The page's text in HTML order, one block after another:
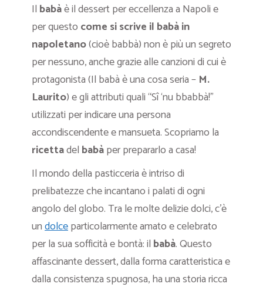
Il babàè il dessert per eccellenza a Napoli e
per questo come si scrive il babà in
napoletano(cioè babbà) non è più un segreto
per nessuno, anche grazie alle canzioni di cui è
protagonista (Il babà è una cosa seria – M.
Laurito) e gli attributi quali “Sî ‘nu bbabbà!”
utilizzati per indicare una persona
accondiscendente e mansueta. Scopriamo la
ricettadel babàper prepararlo a casa!
Il mondo della pasticceria è intriso di
prelibatezze che incantano i palati di ogni
angolo del globo. Tra le molte delizie dolci, c’è
undolceparticolarmente amato e celebrato
per la sua sofficità e bontà: il babà. Questo
affascinante dessert, dalla forma caratteristica e
dalla consistenza spugnosa, ha una storia ricca